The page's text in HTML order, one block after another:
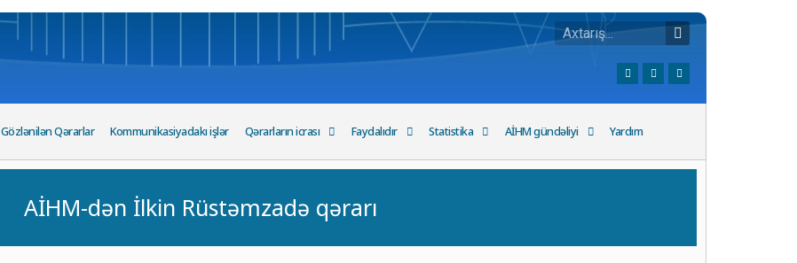
Gözlənilən Qərarlar Kommunikasiyadakı işlər Qərarların icrası Faydalıdır Statistika AİHM gündəliyi Yardım
AİHM-dən İlkin Rüstəmzadə qərarı